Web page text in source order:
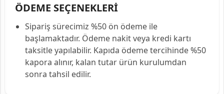
ÖDEME SEÇENEKLERİ
Sipariş sürecimiz %50 ön ödeme ile
başlamaktadır. Ödeme nakit veya kredi kartı
taksitle yapılabilir. Kapıda ödeme tercihinde %50
kapora alınır, kalan tutar ürün kurulumdan
sonra tahsil edilir.